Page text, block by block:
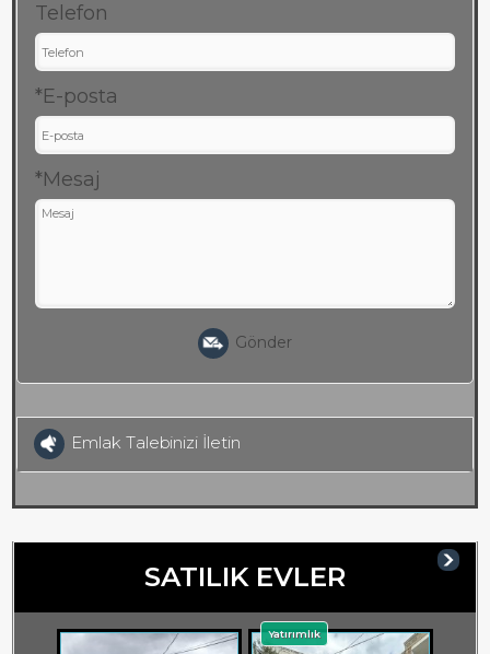
Telefon
*E-posta
*Mesaj
Gönder
Emlak Talebinizi İletin
SATILIK EVLER
Yatırımlık